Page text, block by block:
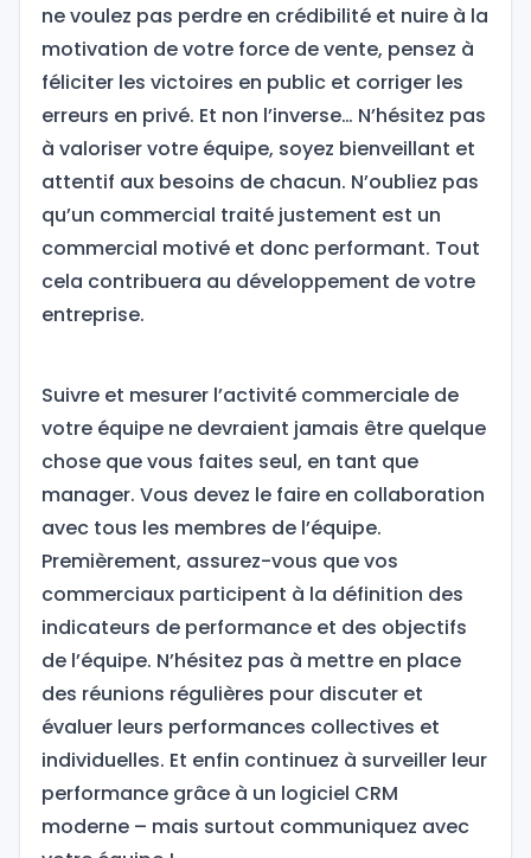
ne voulez pas perdre en crédibilité et nuire à la
motivation de votre force de vente, pensez à
féliciter les victoires en public et corriger les
erreurs en privé. Et non l’inverse… N’hésitez pas
à valoriser votre équipe, soyez bienveillant et
attentif aux besoins de chacun. N’oubliez pas
qu’un commercial traité justement est un
commercial motivé et donc performant. Tout
cela contribuera au développement de votre
entreprise.
Suivre et mesurer l’activité commerciale de
votre équipe ne devraient jamais être quelque
chose que vous faites seul, en tant que
manager. Vous devez le faire en collaboration
avec tous les membres de l’équipe.
Premièrement, assurez-vous que vos
commerciaux participent à la définition des
indicateurs de performance et des objectifs
de l’équipe. N’hésitez pas à mettre en place
des réunions régulières pour discuter et
évaluer leurs performances collectives et
individuelles. Et enfin continuez à surveiller leur
performance grâce à un logiciel CRM
moderne – mais surtout communiquez avec